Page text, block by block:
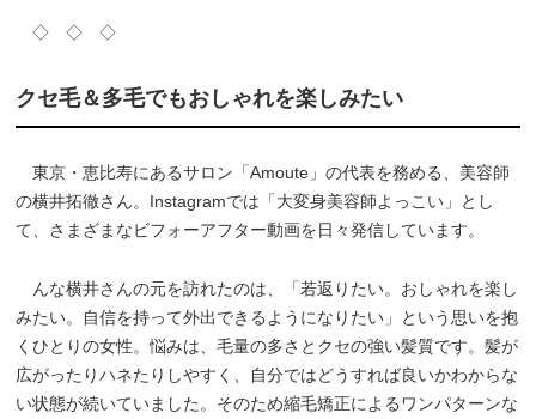
◇ ◇ ◇
クセ毛＆多毛でもおしゃれを楽しみたい
東京・恵比寿にあるサロン「Amoute」の代表を務める、美容師
の横井拓徹さん。Instagramでは「大変身美容師よっこい」とし
て、さまざまなビフォーアフター動画を日々発信しています。
んな横井さんの元を訪れたのは、「若返りたい。おしゃれを楽し
みたい。自信を持って外出できるようになりたい」という思いを抱
くひとりの女性。悩みは、毛量の多さとクセの強い髪質です。髪が
広がったりハネたりしやすく、自分ではどうすれば良いかわからな
い状態が続いていました。そのため縮毛矯正によるワンパターンな